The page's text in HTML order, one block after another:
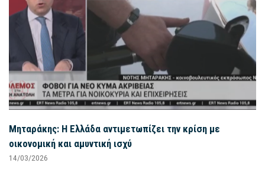
Μηταράκης: Η Ελλάδα αντιμετωπίζει την κρίση με
οικονομική και αμυντική ισχύ
14/03/2026